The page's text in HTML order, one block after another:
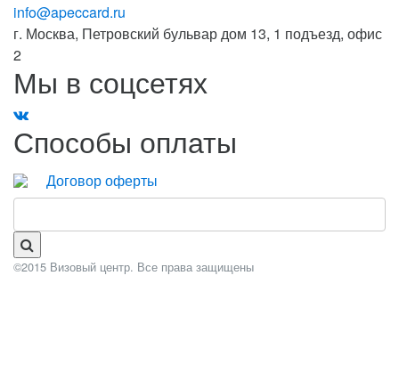
info@apeccard.ru
г. Москва, Петровский бульвар дом 13, 1 подъезд, офис
2
Мы в соцсетях
Способы оплаты
Договор оферты
©2015 Визовый центр. Все права защищены